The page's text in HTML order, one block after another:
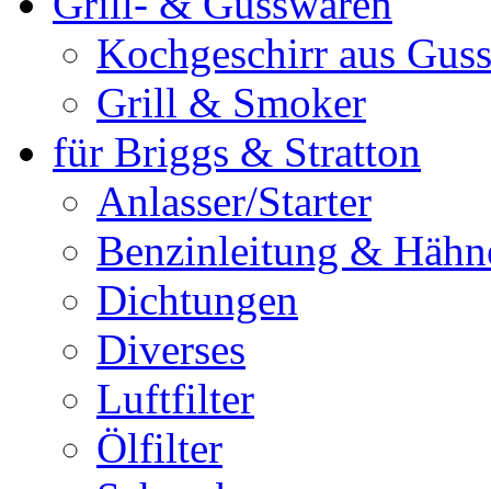
Kochgeschirr aus
Grill & Smoker
für Briggs & Stratton
Anlasser/Starter
Benzinleitung &
Dichtungen
Diverses
Luftfilter
Ölfilter